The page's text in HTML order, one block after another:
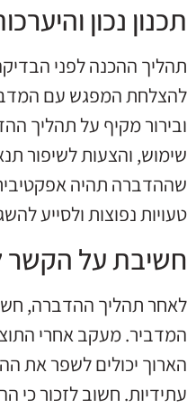
תכנון נכון
תהליך ההכנה לפני
להצלחת המפגש עם
ובירור מקיף על תהליך
שימוש, והצעות לשיפור
שההדברה תהיה אפקטיבית.
טעויות נפוצות ולסייע
חשיבת על
לאחר תהליך ההדברה,
המדביר. מעקב אחרי
הארוך יכולים לשפר את
עתידיות. חשוב לזכור כי